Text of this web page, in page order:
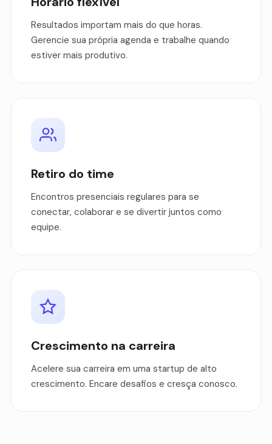
Resultados importam mais do que horas.
Gerencie sua própria agenda e trabalhe quando
estiver mais produtivo.
Retiro do time
Encontros presenciais regulares para se
conectar, colaborar e se divertir juntos como
equipe.
Crescimento na carreira
Acelere sua carreira em uma startup de alto
crescimento. Encare desafios e cresça conosco.